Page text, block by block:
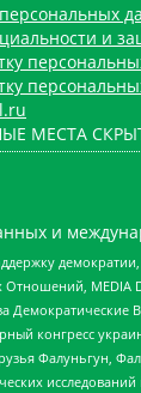
и
МЕСТА
и
MEDIA
конгресс
Фалуньгун,